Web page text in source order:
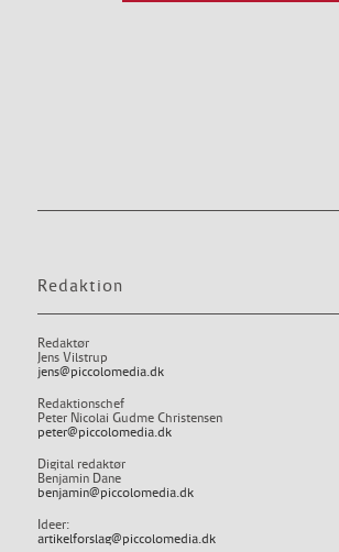
Redaktion
Redaktør
Jens Vilstrup
jens@piccolomedia.dk
Redaktionschef
Peter Nicolai Gudme Christensen
peter@piccolomedia.dk
Digital redaktør
Benjamin Dane
benjamin@piccolomedia.dk
Ideer:
artikelforslag@piccolomedia.dk